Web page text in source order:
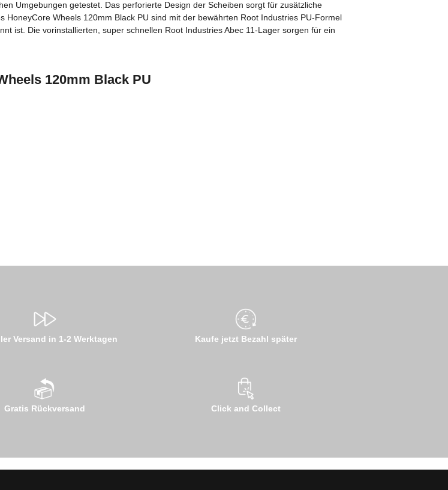
Umgebungen getestet. Das perforierte Design der Scheiben sorgt für zusätzliche
Wheels 120mm Black PU sind mit der bewährten Root Industries PU-Formel
ist. Die vorinstallierten, super schnellen Root Industries Abec 11-Lager sorgen für ein
120mm Black PU
Versand in 1-2 Werktagen Kaufe jetzt Bezahl später
Gratis Rückversand Click and Collect